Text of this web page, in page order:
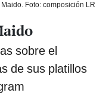
Foto: composición LR
sobre el
de sus platillos